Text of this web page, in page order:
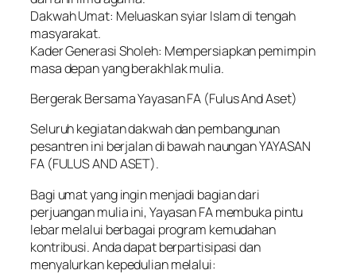
Dakwah Umat: Meluaskan syiar Islam di tengah
masyarakat.
Kader Generasi Sholeh: Mempersiapkan pemimpin
masa depan yang berakhlak mulia.
Bergerak Bersama Yayasan FA (Fulus And Aset)
Seluruh kegiatan dakwah dan pembangunan
pesantren ini berjalan di bawah naungan YAYASAN
FA (FULUS AND ASET).
Bagi umat yang ingin menjadi bagian dari
perjuangan mulia ini, Yayasan FA membuka pintu
lebar melalui berbagai program kemudahan
kontribusi. Anda dapat berpartisipasi dan
menyalurkan kepedulian melalui: